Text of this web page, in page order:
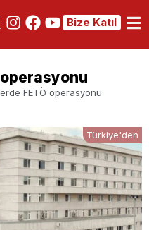
Bize Katıl
FETÖ operasyonu
Türkiye'den